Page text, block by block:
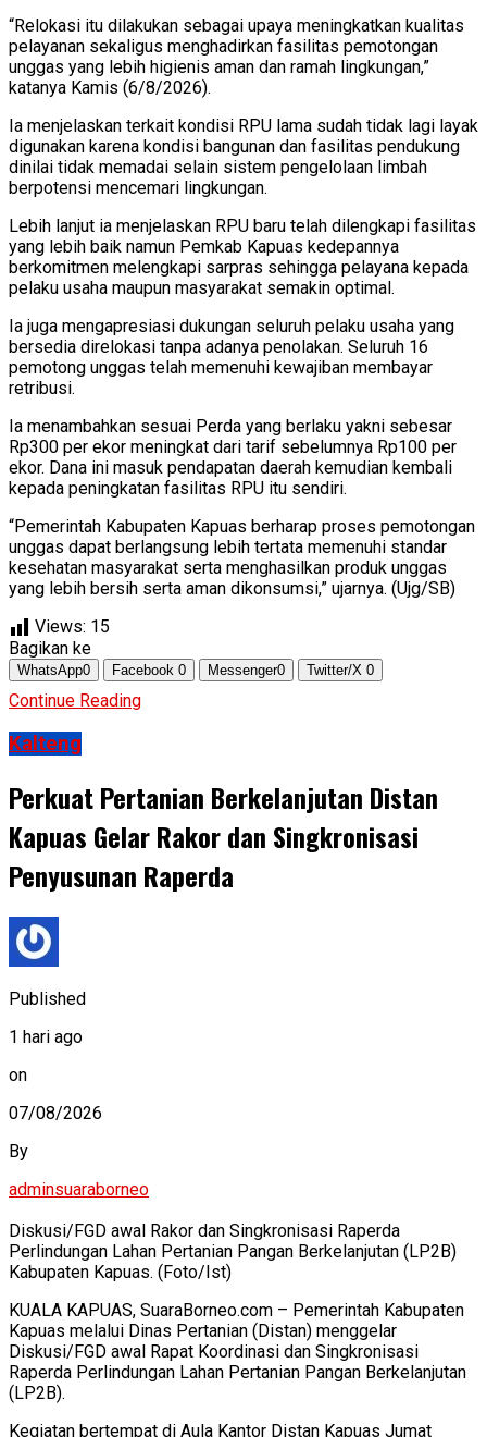
“Relokasi itu dilakukan sebagai upaya meningkatkan kualitas
pelayanan sekaligus menghadirkan fasilitas pemotongan
unggas yang lebih higienis aman dan ramah lingkungan,”
katanya Kamis (6/8/2026).
Ia menjelaskan terkait kondisi RPU lama sudah tidak lagi layak
digunakan karena kondisi bangunan dan fasilitas pendukung
dinilai tidak memadai selain sistem pengelolaan limbah
berpotensi mencemari lingkungan.
Lebih lanjut ia menjelaskan RPU baru telah dilengkapi fasilitas
yang lebih baik namun Pemkab Kapuas kedepannya
berkomitmen melengkapi sarpras sehingga pelayana kepada
pelaku usaha maupun masyarakat semakin optimal.
Ia juga mengapresiasi dukungan seluruh pelaku usaha yang
bersedia direlokasi tanpa adanya penolakan. Seluruh 16
pemotong unggas telah memenuhi kewajiban membayar
retribusi.
Ia menambahkan sesuai Perda yang berlaku yakni sebesar
Rp300 per ekor meningkat dari tarif sebelumnya Rp100 per
ekor. Dana ini masuk pendapatan daerah kemudian kembali
kepada peningkatan fasilitas RPU itu sendiri.
“Pemerintah Kabupaten Kapuas berharap proses pemotongan
unggas dapat berlangsung lebih tertata memenuhi standar
kesehatan masyarakat serta menghasilkan produk unggas
yang lebih bersih serta aman dikonsumsi,” ujarnya. (Ujg/SB)
Views: 15
Bagikan ke
WhatsApp0 Facebook 0 Messenger0 Twitter/X 0
Continue Reading
Kalteng
Perkuat Pertanian Berkelanjutan Distan
Kapuas Gelar Rakor dan Singkronisasi
Penyusunan Raperda
Published
1 hari ago
on
07/08/2026
By
adminsuaraborneo
Diskusi/FGD awal Rakor dan Singkronisasi Raperda
Perlindungan Lahan Pertanian Pangan Berkelanjutan (LP2B)
Kabupaten Kapuas. (Foto/Ist)
KUALA KAPUAS, SuaraBorneo.com – Pemerintah Kabupaten
Kapuas melalui Dinas Pertanian (Distan) menggelar
Diskusi/FGD awal Rapat Koordinasi dan Singkronisasi
Raperda Perlindungan Lahan Pertanian Pangan Berkelanjutan
(LP2B).
Kegiatan bertempat di Aula Kantor Distan Kapuas Jumat